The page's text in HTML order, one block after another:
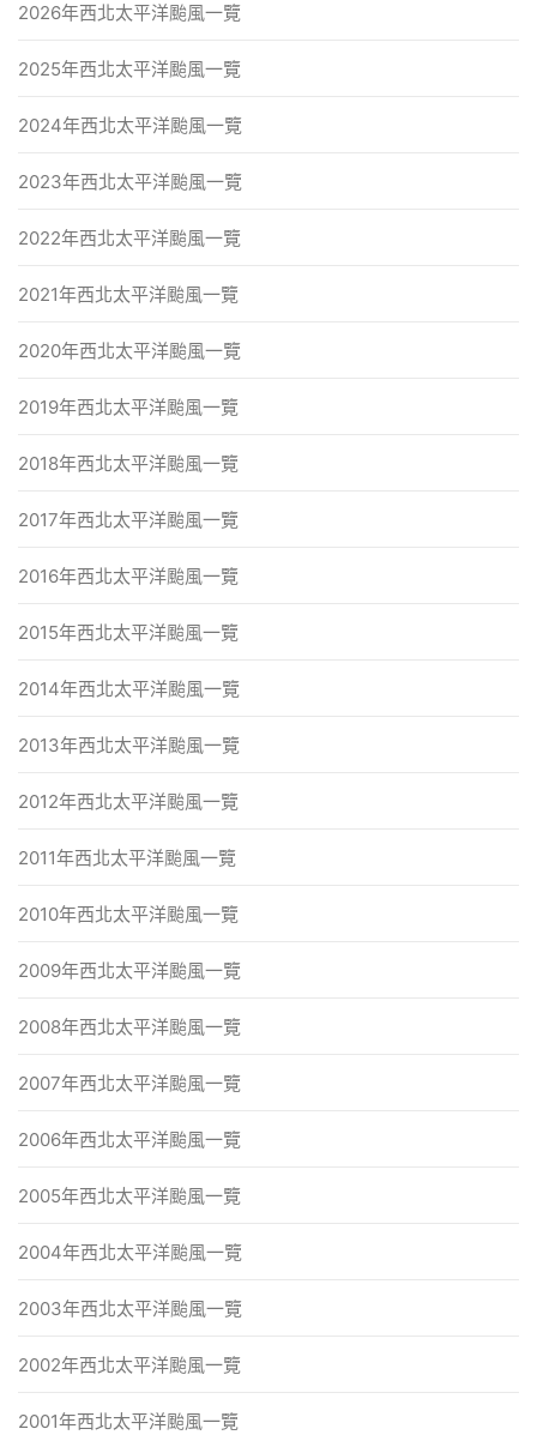
2026年西北太平洋颱風一覽
2025年西北太平洋颱風一覽
2024年西北太平洋颱風一覽
2023年西北太平洋颱風一覽
2022年西北太平洋颱風一覽
2021年西北太平洋颱風一覽
2020年西北太平洋颱風一覽
2019年西北太平洋颱風一覽
2018年西北太平洋颱風一覽
2017年西北太平洋颱風一覽
2016年西北太平洋颱風一覽
2015年西北太平洋颱風一覽
2014年西北太平洋颱風一覽
2013年西北太平洋颱風一覽
2012年西北太平洋颱風一覽
2011年西北太平洋颱風一覽
2010年西北太平洋颱風一覽
2009年西北太平洋颱風一覽
2008年西北太平洋颱風一覽
2007年西北太平洋颱風一覽
2006年西北太平洋颱風一覽
2005年西北太平洋颱風一覽
2004年西北太平洋颱風一覽
2003年西北太平洋颱風一覽
2002年西北太平洋颱風一覽
2001年西北太平洋颱風一覽